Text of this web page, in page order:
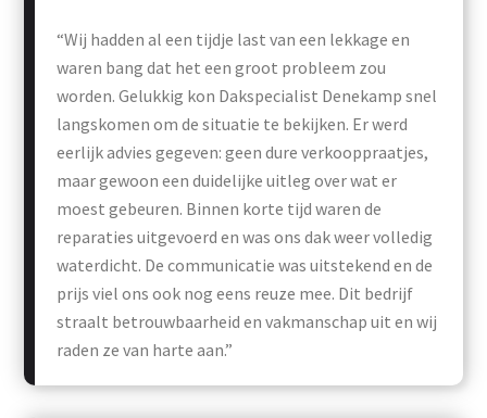
“Wij hadden al een tijdje last van een lekkage en
waren bang dat het een groot probleem zou
worden. Gelukkig kon Dakspecialist Denekamp snel
langskomen om de situatie te bekijken. Er werd
eerlijk advies gegeven: geen dure verkooppraatjes,
maar gewoon een duidelijke uitleg over wat er
moest gebeuren. Binnen korte tijd waren de
reparaties uitgevoerd en was ons dak weer volledig
waterdicht. De communicatie was uitstekend en de
prijs viel ons ook nog eens reuze mee. Dit bedrijf
straalt betrouwbaarheid en vakmanschap uit en wij
raden ze van harte aan.”